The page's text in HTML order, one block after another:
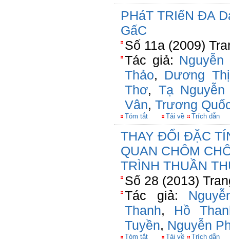
PHáT TRIểN ĐA
GấC
Số 11a (2009)
Tác giả: Nguyễn
Thảo, Dương
Thơ, Tạ
Vân, Trương
Tóm tắt Tải về Trích dẫn
THAY ĐỔI ĐẶC
QUAN CHÔM
TRÌNH THUẦN
Số 28 (2013)
Tác giả:
Thanh, Hồ
Tuyền, Nguyễn
Tóm tắt Tải về Trích dẫn